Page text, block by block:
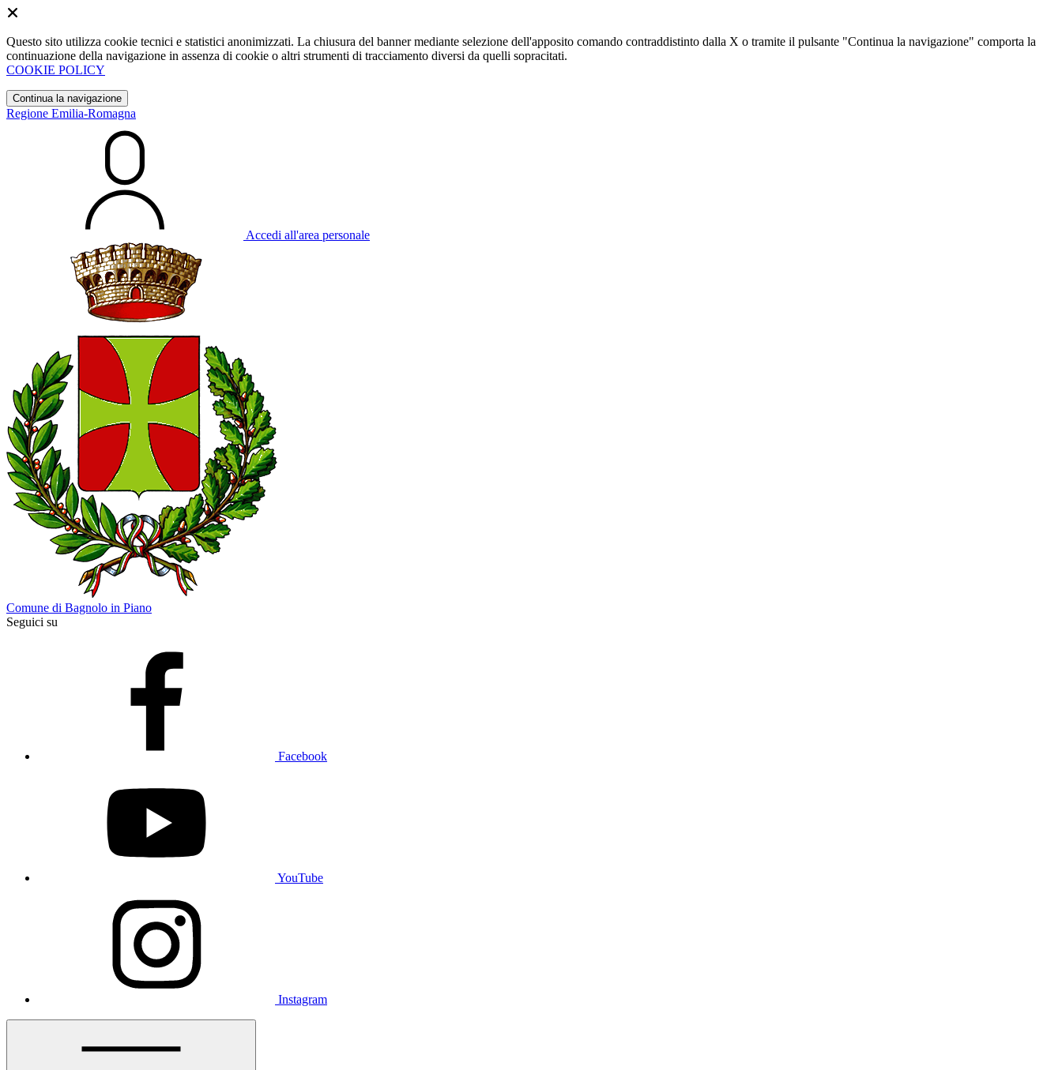
Questo sito utilizza cookie tecnici e statistici anonimizzati. La chiusura del banner mediante selezione dell'apposito comando contraddistinto dalla X o tramite il pulsante "Continua la navigazione" comporta la
continuazione della navigazione in assenza di cookie o altri strumenti di tracciamento diversi da quelli sopracitati.
COOKIE POLICY
Continua la navigazione
Regione Emilia-Romagna
Accedi all'area personale
Comune di Bagnolo in Piano
Seguici su
Facebook
YouTube
Instagram